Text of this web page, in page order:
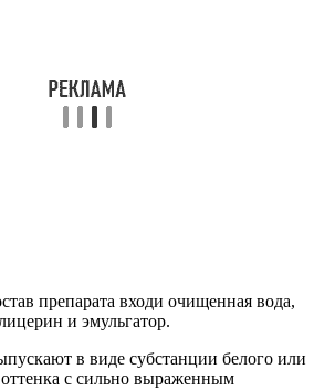
препарата входи очищенная вода,
и эмульгатор.